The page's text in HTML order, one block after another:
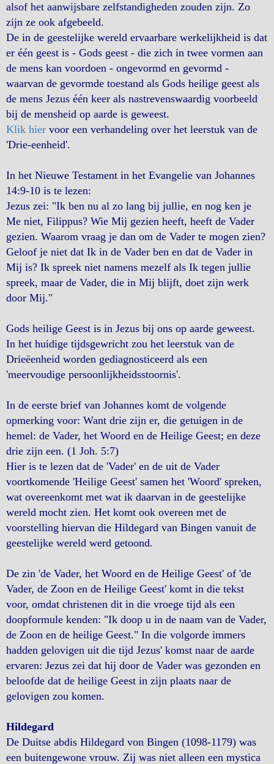
alsof het aanwijsbare zelfstandigheden zouden zijn. Zo
zijn ze ook afgebeeld.
De in de geestelijke wereld ervaarbare werkelijkheid is dat
er één geest is - Gods geest - die zich in twee vormen aan
de mens kan voordoen - ongevormd en gevormd -
waarvan de gevormde toestand als Gods heilige geest als
de mens Jezus één keer als nastrevenswaardig voorbeeld
bij de mensheid op aarde is geweest.
Klik hier voor een verhandeling over het leerstuk van de
'Drie-eenheid'.
In het Nieuwe Testament in het Evangelie van Johannes
14:9-10 is te lezen:
Jezus zei: "Ik ben nu al zo lang bij jullie, en nog ken je
Me niet, Filippus? Wie Mij gezien heeft, heeft de Vader
gezien. Waarom vraag je dan om de Vader te mogen zien?
Geloof je niet dat Ik in de Vader ben en dat de Vader in
Mij is? Ik spreek niet namens mezelf als Ik tegen jullie
spreek, maar de Vader, die in Mij blijft, doet zijn werk
door Mij."
Gods heilige Geest is in Jezus bij ons op aarde geweest.
In het huidige tijdsgewricht zou het leerstuk van de
Drieëenheid worden gediagnosticeerd als een
'meervoudige persoonlijkheidsstoornis'.
In de eerste brief van Johannes komt de volgende
opmerking voor: Want drie zijn er, die getuigen in de
hemel: de Vader, het Woord en de Heilige Geest; en deze
drie zijn een. (1 Joh. 5:7)
Hier is te lezen dat de 'Vader' en de uit de Vader
voortkomende 'Heilige Geest' samen het 'Woord' spreken,
wat overeenkomt met wat ik daarvan in de geestelijke
wereld mocht zien. Het komt ook overeen met de
voorstelling hiervan die Hildegard van Bingen vanuit de
geestelijke wereld werd getoond.
De zin 'de Vader, het Woord en de Heilige Geest' of 'de
Vader, de Zoon en de Heilige Geest' komt in die tekst
voor, omdat christenen dit in die vroege tijd als een
doopformule kenden: "Ik doop u in de naam van de Vader,
de Zoon en de heilige Geest." In die volgorde immers
hadden gelovigen uit die tijd Jezus' komst naar de aarde
ervaren: Jezus zei dat hij door de Vader was gezonden en
beloofde dat de heilige Geest in zijn plaats naar de
gelovigen zou komen.
Hildegard
De Duitse abdis Hildegard von Bingen (1098-1179) was
een buitengewone vrouw. Zij was niet alleen een mystica